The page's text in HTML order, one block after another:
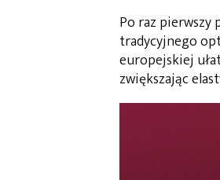
Po raz pierwszy
tradycyjnego
europejskiej
zwiększając